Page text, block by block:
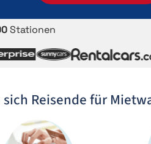
Stationen
Reisende für